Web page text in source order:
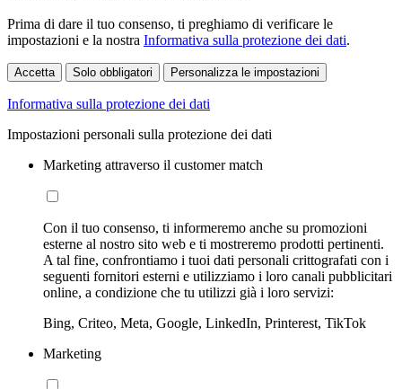
Prima di dare il tuo consenso, ti preghiamo di verificare le
impostazioni e la nostra Informativa sulla protezione dei dati.
Accetta Solo obbligatori Personalizza le impostazioni
Informativa sulla protezione dei dati
Impostazioni personali sulla protezione dei dati
Marketing attraverso il customer match
Con il tuo consenso, ti informeremo anche su promozioni
esterne al nostro sito web e ti mostreremo prodotti pertinenti.
A tal fine, confrontiamo i tuoi dati personali crittografati con i
seguenti fornitori esterni e utilizziamo i loro canali pubblicitari
online, a condizione che tu utilizzi già i loro servizi:
Bing, Criteo, Meta, Google, LinkedIn, Printerest, TikTok
Marketing